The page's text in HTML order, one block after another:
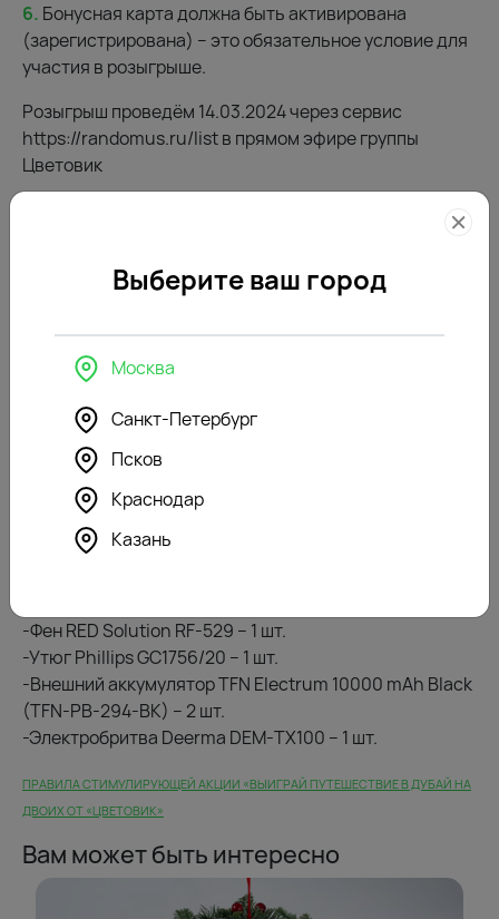
6. Бонусная карта должна быть активирована
(зарегистрирована) – это обязательное условие для
участия в розыгрыше.
Розыгрыш проведём 14.03.2024 через сервис
https://randomus.ru/list в прямом эфире группы
Цветовик
Список призов:
-Главный приз - путешествие в Дубай!
-Фен Rowenta CV1804F0 – 1 шт.
-Электровафельница Vitek VT-2624 – 1 шт.
-Тостер Hi HTS-003 – 1 шт.
-Кофеварка капельного типа InHouse ICMD1201W – 1
-Кофеварка капельного типа InHouse ICMD0603GW –
-Блендер стационарный Candy CD-150 – 1 шт.
-Фен RED Solution RF-529 – 1 шт.
-Утюг Phillips GC1756/20 – 1 шт.
-Внешний аккумулятор TFN Electrum 10000 mAh Black
(TFN-PB-294-BK) – 2 шт.
-Электробритва Deerma DEM-TX100 – 1 шт.
ПРАВИЛА СТИМУЛИРУЮЩЕЙ АКЦИИ «ВЫИГРАЙ ПУТЕШЕСТВИЕ В ДУБАЙ НА
ДВОИХ ОТ «ЦВЕТОВИК»
Вам может быть интересно
Выберите ваш город
Москва
Санкт-Петербург
Псков
Краснодар
Казань